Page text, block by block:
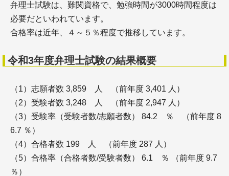
＋弁護士とは（司法試験の内容、難易度、勉強時間
と、過去問題
＋法科大学院ランキング
司法書士
弁理士試験は、難関資格で、勉強時間が3000時間程度は
必要だといわれています。
合格率は近年、４～５％程度で推移しています。
令和3年度弁理士試験の結果概要
（1）志願者数 3,859 人 （前年度 3,401 人）
（2）受験者数 3,248 人 （前年度 2,947 人）
（3）受験率（受験者数/志願者数） 84.2 ％ （前年度 8
6.7 ％）
（4）合格者数 199 人 （前年度 287 人）
（5）合格率（合格者数/受験者数） 6.1 ％ （前年度 9.7
％）